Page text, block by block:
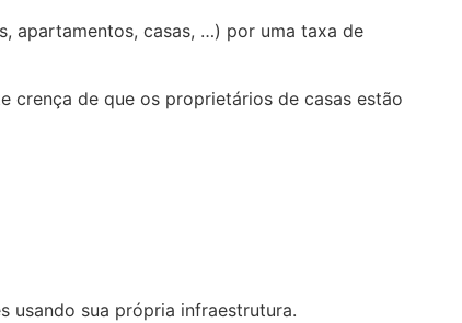
apartamentos, casas, …) por uma taxa de
crença de que os proprietários de casas estão
usando sua própria infraestrutura.